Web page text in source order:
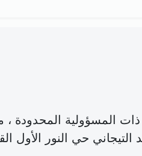
المسؤولية المحدودة ،
حي النور الأول